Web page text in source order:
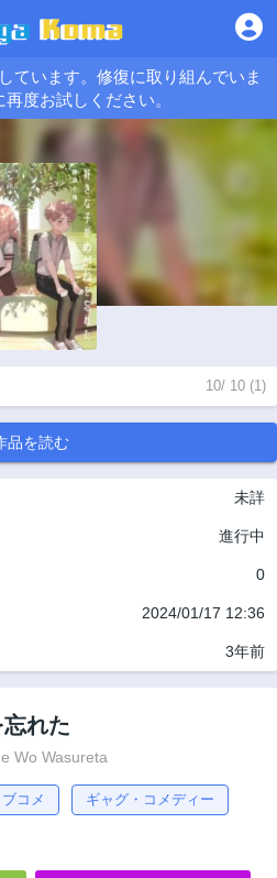
ています。修復に取り組んでいま
度お試しください。
10/ 10 (1)
品を読む
未詳
進行中
0
2024/01/17 12:36
3年前
れた
Wo Wasureta
コメ ギャグ・コメディー